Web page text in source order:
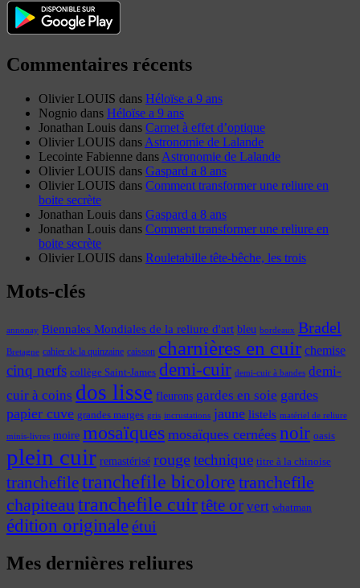
Commentaires récents
Olivier LOUIS dans Héloïse a 9 ans
Nognio dans Héloïse a 9 ans
Jonathan Louis dans Carnet à effet d’optique
Olivier LOUIS dans Astronomie de Lalande
Lecointe Fabienne dans Astronomie de Lalande
Olivier LOUIS dans Gaspard a 8 ans
Olivier LOUIS dans Comment transformer une reliure en
boite secrète
Jonathan Louis dans Gaspard a 8 ans
Jonathan Louis dans Comment transformer une reliure en
boite secrète
Olivier LOUIS dans Rouletabille tête-bêche, les trois
Mots-clés
annonay Biennales Mondiales de la reliure d'art bleu bordeaux Bradel
Bretagne cahier de la quinzaine caisson charnières en cuir chemise
cinq nerfs collège Saint-James demi-cuir demi-cuir à bandes demi-
cuir à coins dos lisse fleurons gardes en soie gardes
papier cuve grandes marges gris incrustations jaune listels matériel de reliure
minis-livres moire mosaïques mosaïques cernées noir oasis
plein cuir remastérisé rougetechnique titre à la chinoise
tranchefiletranchefile bicolore tranchefile
chapiteautranchefile cuirtête or vert whatman
édition originaleétui
Mes dernières reliures